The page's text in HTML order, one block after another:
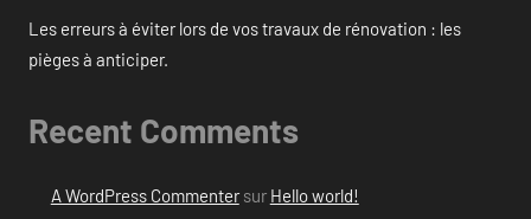
Les erreurs à éviter lors de vos travaux de rénovation : les
pièges à anticiper.
Recent Comments
A WordPress Commentersur Hello world!